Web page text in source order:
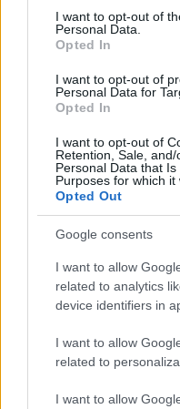
consent section.
I want to opt-out of
Personal Data.
Opted In
I want to opt-out of
Personal Data for
Opted In
I want to opt-out of
Retention, Sale,
Personal Data that
Purposes for which it
Opted Out
Google consents
I want to allow
related to analytics
device identifiers in
I want to allow
related to
I want to allow
DOBRY
SŁOWNIK
OFERTA
PROGRAM
ZAPISZ SIĘ NA
O NAS